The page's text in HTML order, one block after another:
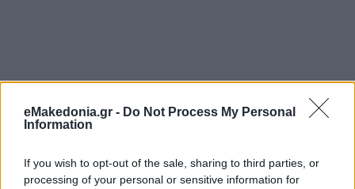
eMakedonia.gr - Do Not Process My Personal
Information
If you wish to opt-out of the sale, sharing to third parties, or
processing of your personal or sensitive information for